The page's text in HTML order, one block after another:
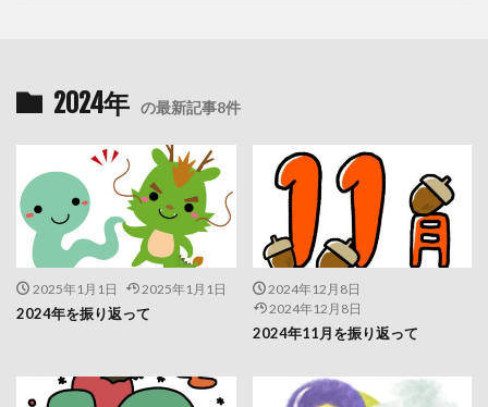
2024年 の最新記事8件
2025年1月1日 2025年1月1日
2024年を振り返って
2024年12月8日
2024年12月8日
2024年11月を振り返って